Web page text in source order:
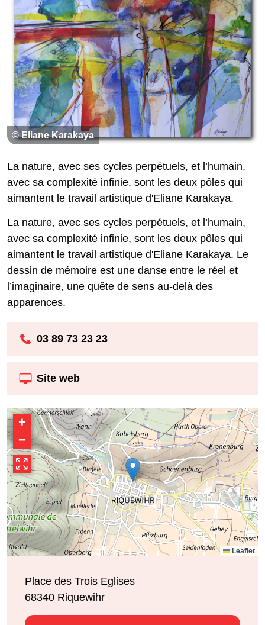
© Eliane Karakaya
La nature, avec ses cycles perpétuels, et l’humain,
avec sa complexité infinie, sont les deux pôles qui
aimantent le travail artistique d'Eliane Karakaya.
La nature, avec ses cycles perpétuels, et l’humain,
avec sa complexité infinie, sont les deux pôles qui
aimantent le travail artistique d'Eliane Karakaya. Le
dessin de mémoire est une danse entre le réel et
l’imaginaire, une quête de sens au-delà des
apparences.
03 89 73 23 23
Site web
+
−
Leaflet
Place des Trois Eglises
68340 Riquewihr